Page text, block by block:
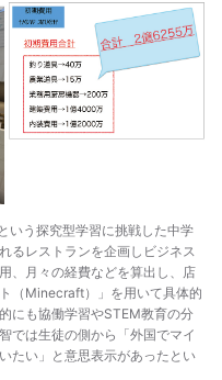
いう探究型学習に挑戦した中学
るレストランを企画しビジネス
、月々の経費などを算出し、店
（Minecraft）」を用いて具体的
にも協働学習やSTEM教育の分
では生徒の側から「外国でマイ
たい」と意思表示があったとい